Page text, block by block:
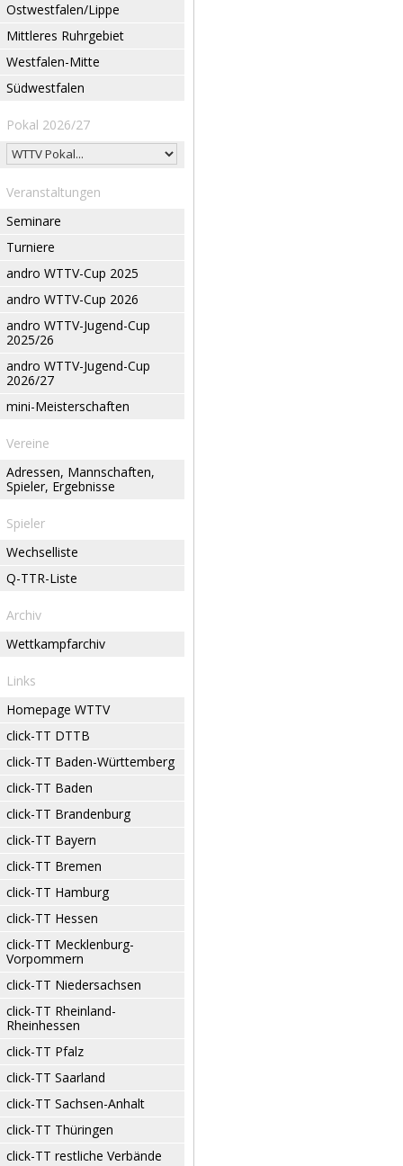
Ostwestfalen/Lippe
Mittleres Ruhrgebiet
Westfalen-Mitte
Südwestfalen
Pokal 2026/27
Veranstaltungen
Seminare
Turniere
andro WTTV-Cup 2025
andro WTTV-Cup 2026
andro WTTV-Jugend-Cup
2025/26
andro WTTV-Jugend-Cup
2026/27
mini-Meisterschaften
Vereine
Adressen, Mannschaften,
Spieler, Ergebnisse
Spieler
Wechselliste
Q-TTR-Liste
Archiv
Wettkampfarchiv
Links
Homepage WTTV
click-TT DTTB
click-TT Baden-Württemberg
click-TT Baden
click-TT Brandenburg
click-TT Bayern
click-TT Bremen
click-TT Hamburg
click-TT Hessen
click-TT Mecklenburg-
Vorpommern
click-TT Niedersachsen
click-TT Rheinland-
Rheinhessen
click-TT Pfalz
click-TT Saarland
click-TT Sachsen-Anhalt
click-TT Thüringen
click-TT restliche Verbände